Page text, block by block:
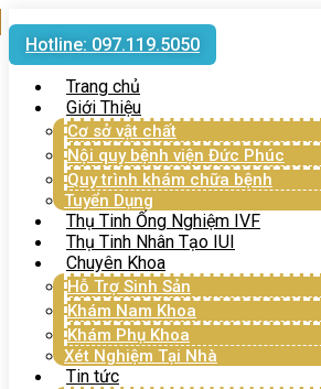
Hotline: 097.119.5050
Trang chủ
Giới Thiệu
Cơ sở vật chất
Nội quy bệnh viện Đức Phúc
Quy trình khám chữa bệnh
Tuyển Dụng
Thụ Tinh Ống Nghiệm IVF
Thụ Tinh Nhân Tạo IUI
Chuyên Khoa
Hỗ Trợ Sinh Sản
Khám Nam Khoa
Khám Phụ Khoa
Xét Nghiệm Tại Nhà
Tin tức